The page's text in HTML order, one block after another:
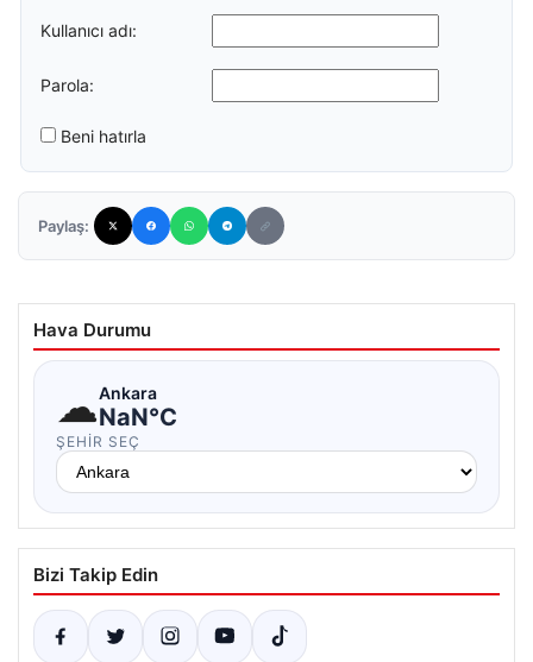
Kullanıcı adı:
Parola:
Beni hatırla
Paylaş:
Hava Durumu
☁Ankara
NaN°C
ŞEHIR SEÇ
Bizi Takip Edin